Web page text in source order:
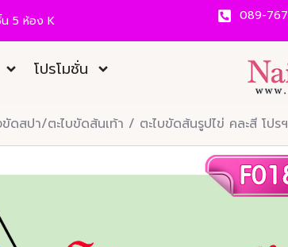
5 ห้อง K 089-
โปรโมชั่น
ดสปา/ตะไบขัดส้นเท้า / ตะไบขัดส้นรูปไข่ คละสี โปร